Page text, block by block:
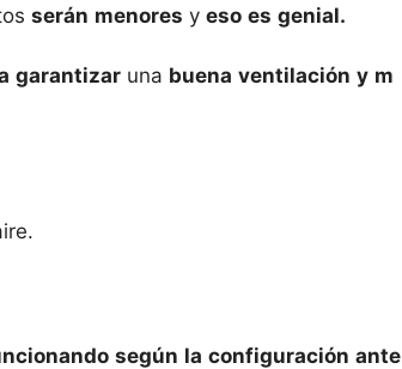
serán menores y eso es genial.
garantizar una buena ventilación y m
según la configuración ante